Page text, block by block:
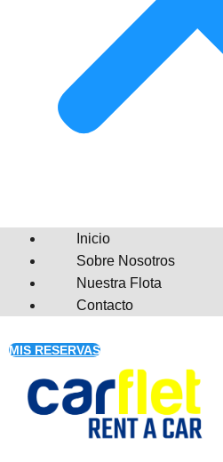
Inicio
Sobre Nosotros
Nuestra Flota
Contacto
MIS RESERVAS